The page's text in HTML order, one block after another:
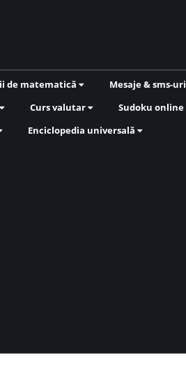
de matematică Mesaje & sms-uri
Curs valutar Sudoku online
Enciclopedia universală